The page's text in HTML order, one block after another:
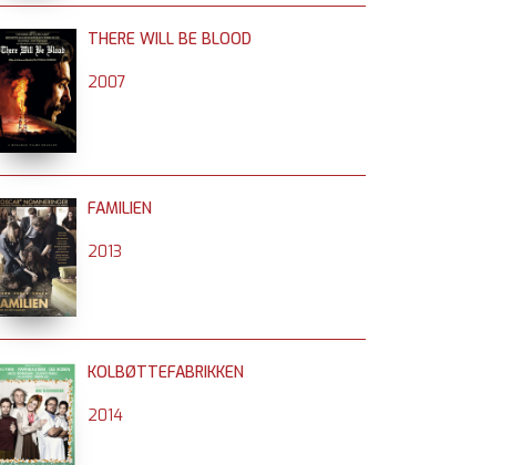
THERE WILL BE BLOOD
2007
FAMILIEN
2013
KOLBØTTEFABRIKKEN
2014